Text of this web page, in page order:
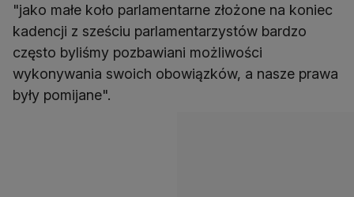
"jako małe koło parlamentarne złożone na koniec
kadencji z sześciu parlamentarzystów bardzo
często byliśmy pozbawiani możliwości
wykonywania swoich obowiązków, a nasze prawa
były pomijane".